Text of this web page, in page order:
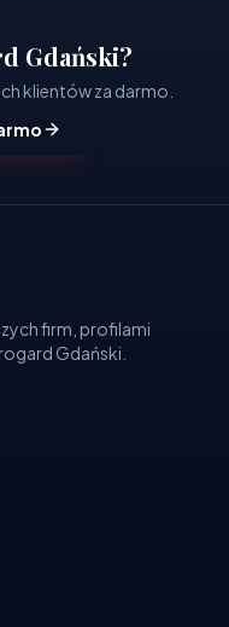
Gdański?
klientów za darmo.
firm, profilami
Gdański.